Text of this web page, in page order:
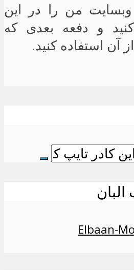
وبسایت من را در این
و دفعه بعدی که
آن استفاده کنید.